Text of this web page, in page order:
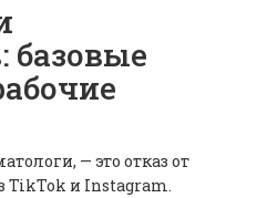
базовые
— это отказ от
TikTok и Instagram.